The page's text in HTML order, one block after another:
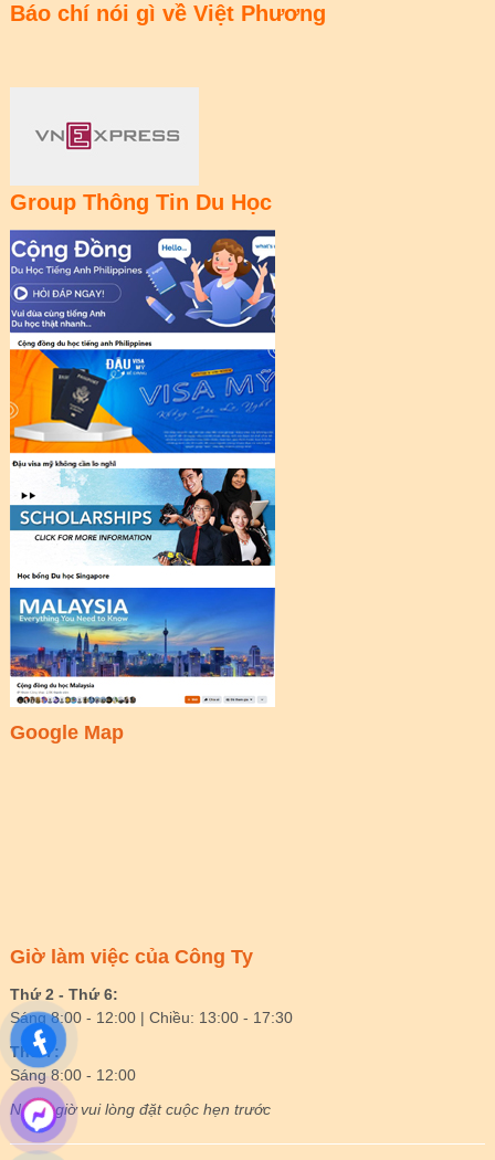
Báo chí nói gì về Việt Phương
Group Thông Tin Du Học
Google Map
Giờ làm việc của Công Ty
Thứ 2 - Thứ 6:
Sáng 8:00 - 12:00 | Chiều: 13:00 - 17:30
Thứ 7:
Sáng 8:00 - 12:00
Ngoài giờ vui lòng đặt cuộc hẹn trước